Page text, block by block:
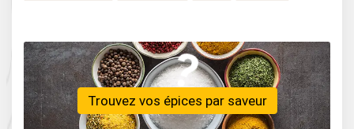
Trouvez vos épices par saveur